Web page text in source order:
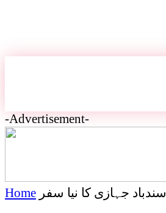
-Advertisement-
Home سندباد جہازی کا نیا سفر